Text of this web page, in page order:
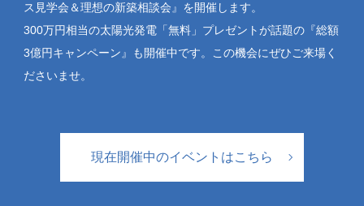
ス見学会＆理想の新築相談会』を開催します。
300万円相当の太陽光発電「無料」プレゼントが話題の『総額
3億円キャンペーン』も開催中です。この機会にぜひご来場く
ださいませ。
現在開催中のイベントはこちら